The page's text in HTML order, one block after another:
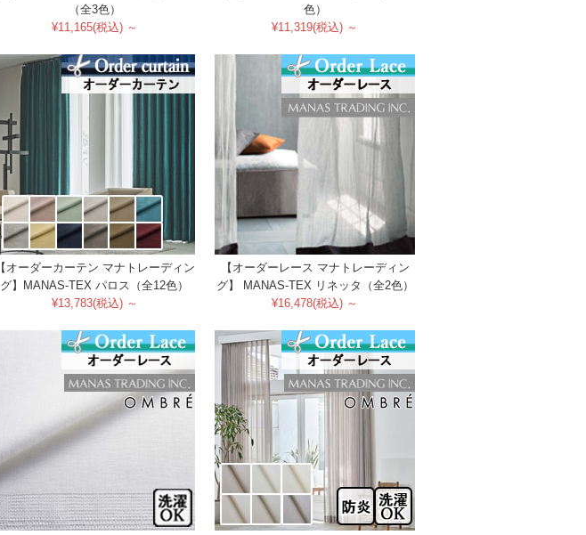
（全3色）
¥11,165(税込) ～
色）
¥11,319(税込) ～
【オーダーカーテン マナトレーディン
グ】MANAS-TEX パロス（全12色）
¥13,783(税込) ～
【オーダーレース マナトレーディン
グ】 MANAS-TEX リネッタ（全2色）
¥16,478(税込) ～